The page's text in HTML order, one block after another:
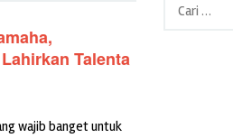
Talenta
wajib banget untuk